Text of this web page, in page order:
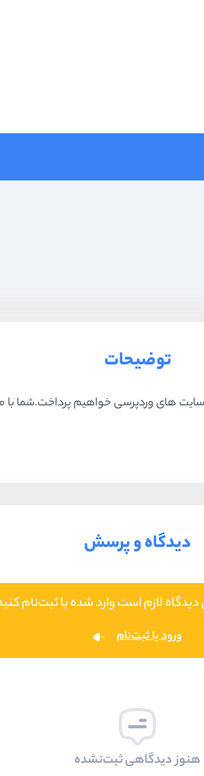
توضیحات
های وردپرسی خواهیم پرداخت.شما
دیدگاه و پرسش
دیدگاه لازم است وارد شده یا ثبت‌نام
ورود یا ثبت‌نام
هنوز دیدگاهی ثبت‌نشده